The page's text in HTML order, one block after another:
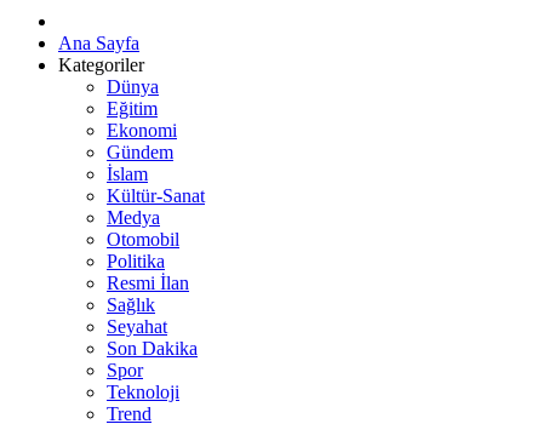
Ana Sayfa
Kategoriler
Dünya
Eğitim
Ekonomi
Gündem
İslam
Kültür-Sanat
Medya
Otomobil
Politika
Resmi İlan
Sağlık
Seyahat
Son Dakika
Spor
Teknoloji
Trend